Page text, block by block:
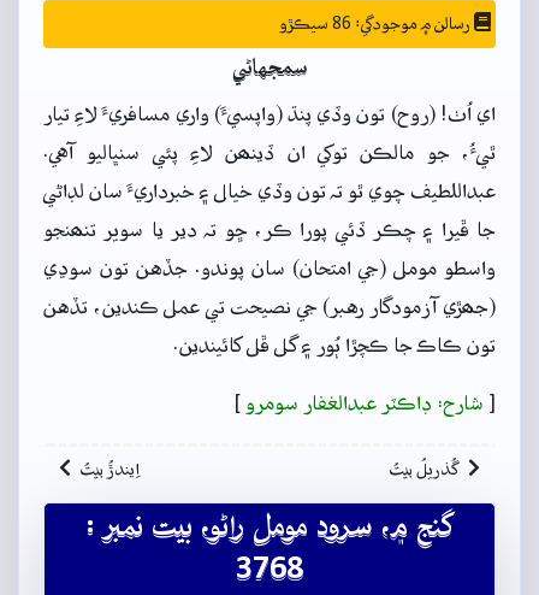
رسالن ۾ موجودگي: 86 سيڪڙو
سمجهاڻي
اي اُٺ! (روح) تون وڏي پنڌ (واپسيءَ) واري مسافريءَ لاءِ تيار
ٿيءُ، جو مالڪن توکي ان ڏينھن لاءِ پئي سنڀاليو آهي.
عبداللطيف چوي ٿو تہ تون وڏي خيال ۽ خبرداريءَ سان لڊاڻي
جا ڦيرا ۽ چڪر ڏئي پورا ڪر، ڇو تہ دير يا سوير تنھنجو
واسطو مومل (جي امتحان) سان پوندو. جڏهن تون سوڍي
(جھڙي آزمودگار رهبر) جي نصيحت تي عمل ڪندين، تڏهن
تون ڪاڪ جا ڪچڙا ٻُور ۽ گل ڦل کائيندين.
[ شارح: ڊاڪٽر عبدالغفار سومرو ]
گُذريلُ بيتُ اِيندڙُ بيتُ
گنج ۾، سرود مومل راڻو، بيت نمبر :
3768